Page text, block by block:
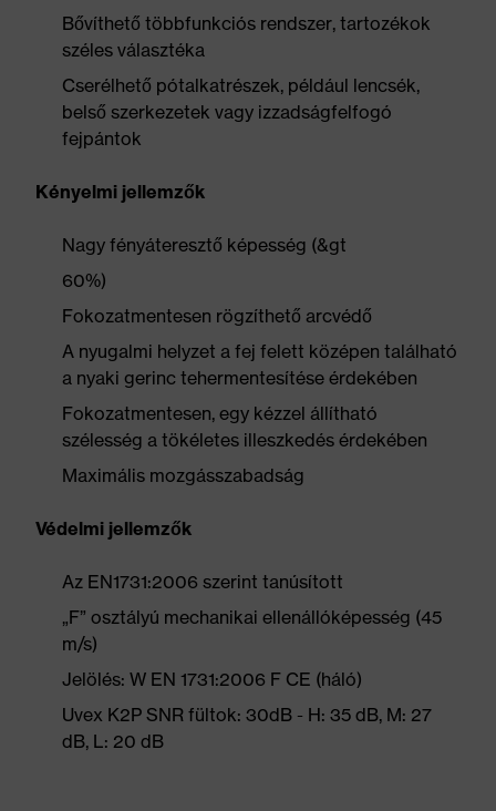
Bővíthető többfunkciós rendszer, tartozékok
széles választéka
Cserélhető pótalkatrészek, például lencsék,
belső szerkezetek vagy izzadságfelfogó
fejpántok
Kényelmi jellemzők
Nagy fényáteresztő képesség (&gt
60%)
Fokozatmentesen rögzíthető arcvédő
A nyugalmi helyzet a fej felett középen található
a nyaki gerinc tehermentesítése érdekében
Fokozatmentesen, egy kézzel állítható
szélesség a tökéletes illeszkedés érdekében
Maximális mozgásszabadság
Védelmi jellemzők
Az EN1731:2006 szerint tanúsított
„F” osztályú mechanikai ellenállóképesség (45
m/s)
Jelölés: W EN 1731:2006 F CE (háló)
Uvex K2P SNR fültok: 30dB - H: 35 dB, M: 27
dB, L: 20 dB